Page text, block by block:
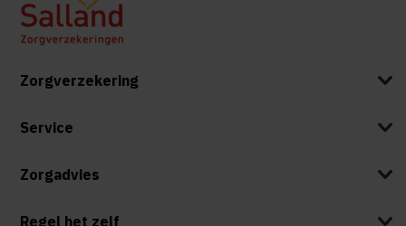
Zorgverzekering
Service
Zorgadvies
Regel het zelf